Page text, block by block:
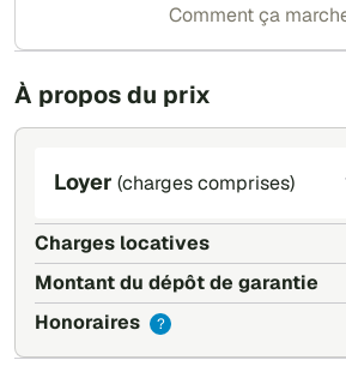
À propos du prix
Loyer (charges comprises)
Charges locatives
Montant du dépôt de garantie
Honoraires
?
Comment ça